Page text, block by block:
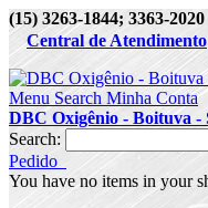
(15) 3263-1844; 3363-
Central de Atendimento
Menu Search Minha Conta
DBC Oxigênio - Boituva -
Search:
Pedido
You have no items in your